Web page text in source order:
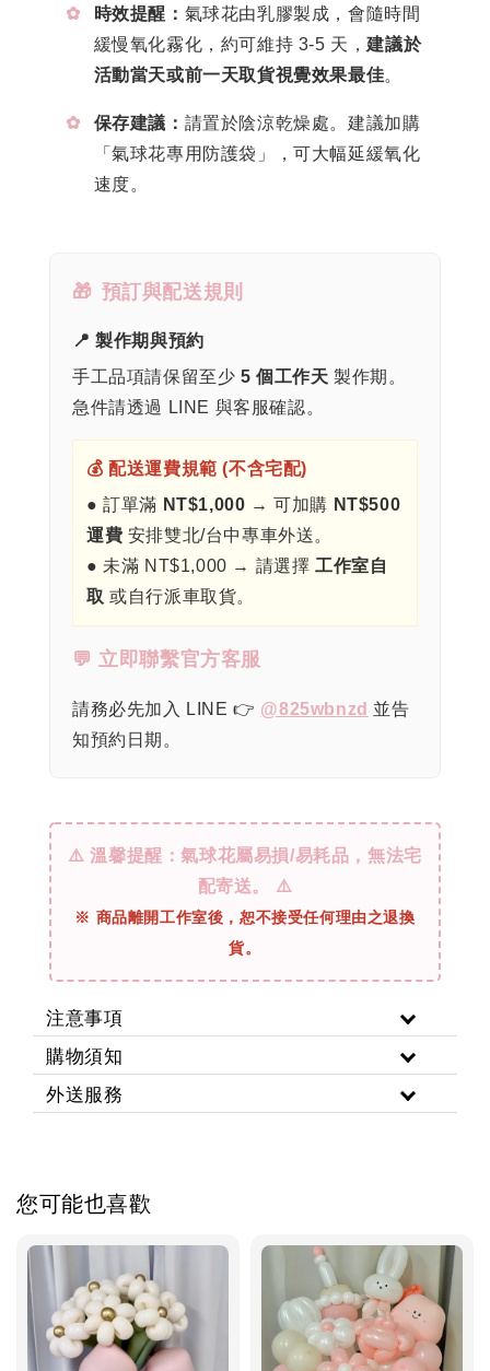
✿ 時效提醒： 氣球花由乳膠製成，會隨時間
緩慢氧化霧化，約可維持 3-5 天，建議於
活動當天或前一天取貨視覺效果最佳。
✿ 保存建議： 請置於陰涼乾燥處。建議加購
「氣球花專用防護袋」，可大幅延緩氧化
速度。
🎁 預訂與配送規則
📍 製作期與預約
手工品項請保留至少 5 個工作天 製作期。
急件請透過 LINE 與客服確認。
💰 配送運費規範 (不含宅配)
● 訂單滿 NT$1,000 → 可加購 NT$500
運費 安排雙北/台中專車外送。
● 未滿 NT$1,000 → 請選擇工作室自
取 或自行派車取貨。
💬 立即聯繫官方客服
請務必先加入 LINE 👉 @825wbnzd 並告
知預約日期。
⚠️ 溫馨提醒：氣球花屬易損/易耗品，無法宅
配寄送。 ⚠️
※ 商品離開工作室後，恕不接受任何理由之退換
貨。
注意事項
購物須知
外送服務
您可能也喜歡